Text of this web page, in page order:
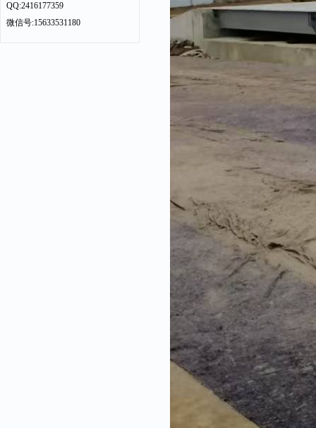
QQ:2416177359
微信号:15633531180